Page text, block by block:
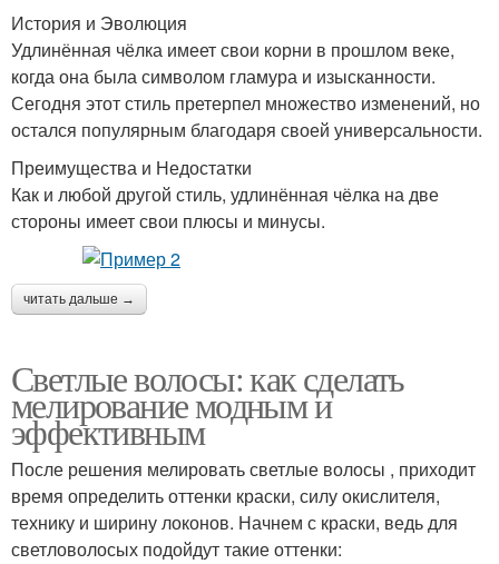
История и Эволюция
Удлинённая чёлка имеет свои корни в прошлом веке,
когда она была символом гламура и изысканности.
Сегодня этот стиль претерпел множество изменений, но
остался популярным благодаря своей универсальности.
Преимущества и Недостатки
Как и любой другой стиль, удлинённая чёлка на две
стороны имеет свои плюсы и минусы.
читать дальше →
Светлые волосы: как сделать
мелирование модным и
эффективным
После решения мелировать светлые волосы , приходит
время определить оттенки краски, силу окислителя,
технику и ширину локонов. Начнем с краски, ведь для
светловолосых подойдут такие оттенки: